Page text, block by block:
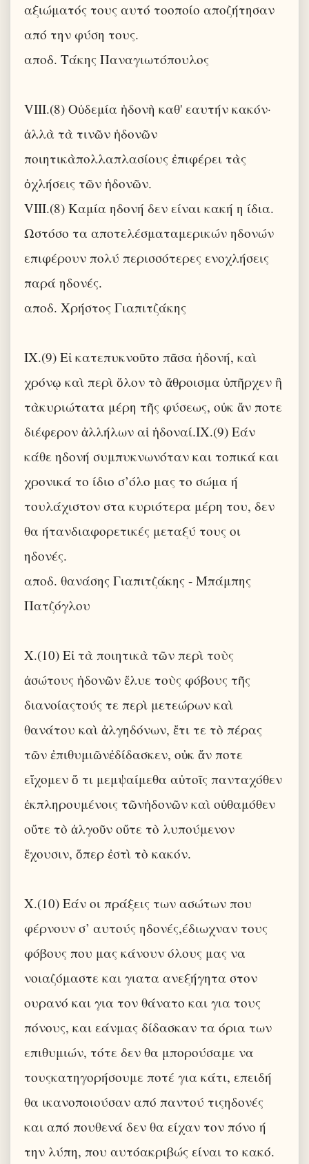
αξιώματός τους αυτό τοοποίο αποζήτησαν
από την φύση τους.
αποδ. Τάκης Παναγιωτόπουλος
VIII.(8) Οὐδεμία ἡδονὴ καθ' εαυτήν κακόν·
ἀλλὰ τὰ τινῶν ἡδονῶν
ποιητικὰπολλαπλασίους ἐπιφέρει τὰς
ὀχλήσεις τῶν ἡδονῶν.
VIII.(8) Καμία ηδονή δεν είναι κακή η ίδια.
Ωστόσο τα αποτελέσματαμερικών ηδονών
επιφέρουν πολύ περισσότερες ενοχλήσεις
παρά ηδονές.
αποδ. Χρήστος Γιαπιτζάκης
IX.(9) Εἰ κατεπυκνοῦτο πᾶσα ἡδονή, καὶ
χρόνῳ καὶ περὶ ὅλον τὸ ἄθροισμα ὑπῆρχεν ἢ
τὰκυριώτατα μέρη τῆς φύσεως, οὐκ ἄν ποτε
διέφερον ἀλλήλων αἱ ἡδοναί.IX.(9) Εάν
κάθε ηδονή συμπυκνωνόταν και τοπικά και
χρονικά το ίδιο σ’όλο μας το σώμα ή
τουλάχιστον στα κυριότερα μέρη του, δεν
θα ήτανδιαφορετικές μεταξύ τους οι
ηδονές.
αποδ. θανάσης Γιαπιτζάκης - Μπάμπης
Πατζόγλου
X.(10) Εἰ τὰ ποιητικὰ τῶν περὶ τοὺς
ἀσώτους ἡδονῶν ἔλυε τοὺς φόβους τῆς
διανοίαςτούς τε περὶ μετεώρων καὶ
θανάτου καὶ ἀλγηδόνων, ἔτι τε τὸ πέρας
τῶν ἐπιθυμιῶνἐδίδασκεν, οὐκ ἄν ποτε
εἴχομεν ὅ τι μεμψαίμεθα αὐτοῖς πανταχόθεν
ἐκπληρουμένοις τῶνἡδονῶν καὶ οὐθαμόθεν
οὔτε τὸ ἀλγοῦν οὔτε τὸ λυπούμενον
ἔχουσιν, ὅπερ ἐστὶ τὸ κακόν.
X.(10) Εάν οι πράξεις των ασώτων που
φέρνουν σ’ αυτούς ηδονές,έδιωχναν τους
φόβους που μας κάνουν όλους μας να
νοιαζόμαστε και γιατα ανεξήγητα στον
ουρανό και για τον θάνατο και για τους
πόνους, και εάνμας δίδασκαν τα όρια των
επιθυμιών, τότε δεν θα μπορούσαμε να
τουςκατηγορήσουμε ποτέ για κάτι, επειδή
θα ικανοποιούσαν από παντού τιςηδονές
και από πουθενά δεν θα είχαν τον πόνο ή
την λύπη, που αυτόακριβώς είναι το κακό.